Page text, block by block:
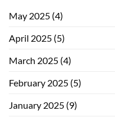
May 2025 (4)
April 2025 (5)
March 2025 (4)
February 2025 (5)
January 2025 (9)